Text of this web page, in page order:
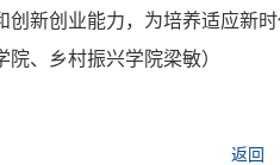
创新创业能力，为培养适应新
院、乡村振兴学院梁敏）
返回